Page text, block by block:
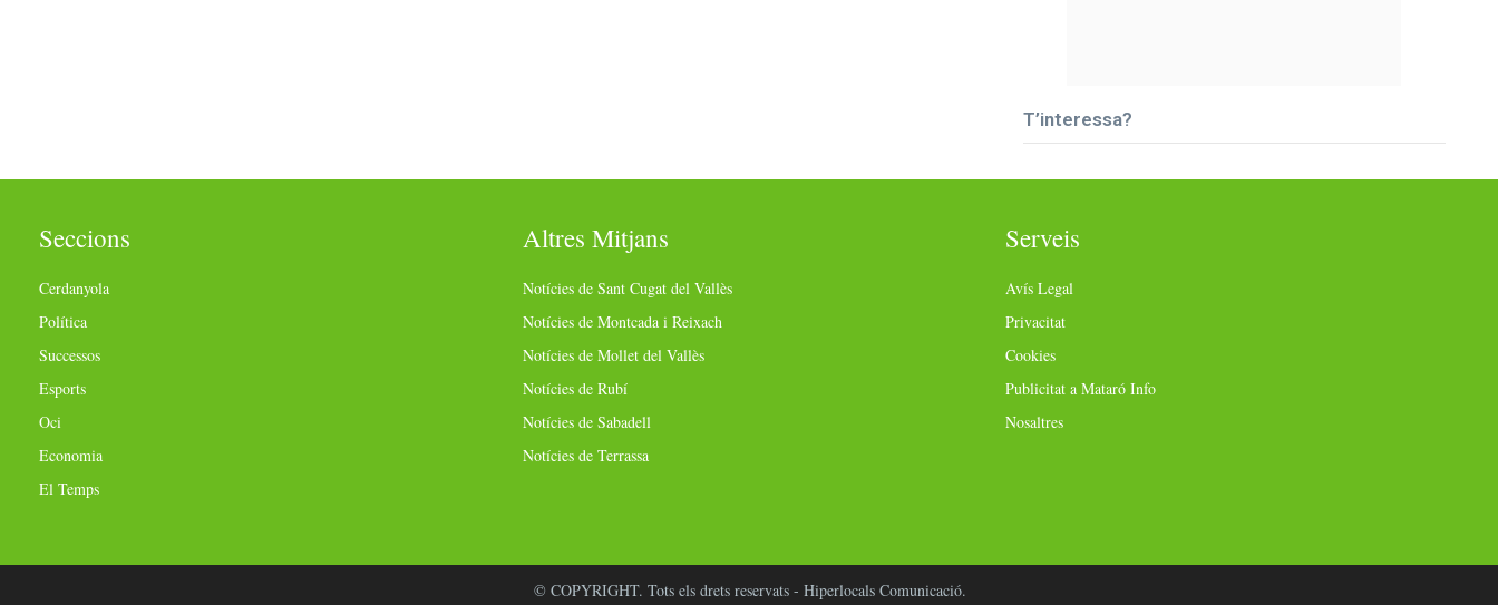
T’interessa?
Seccions
Cerdanyola
Política
Successos
Esports
Oci
Economia
El Temps
Altres Mitjans
Notícies de Sant Cugat del Vallès
Notícies de Montcada i Reixach
Notícies de Mollet del Vallès
Notícies de Rubí
Notícies de Sabadell
Notícies de Terrassa
Serveis
Avís Legal
Privacitat
Cookies
Publicitat a Mataró Info
Nosaltres
© COPYRIGHT. Tots els drets reservats - Hiperlocals Comunicació.